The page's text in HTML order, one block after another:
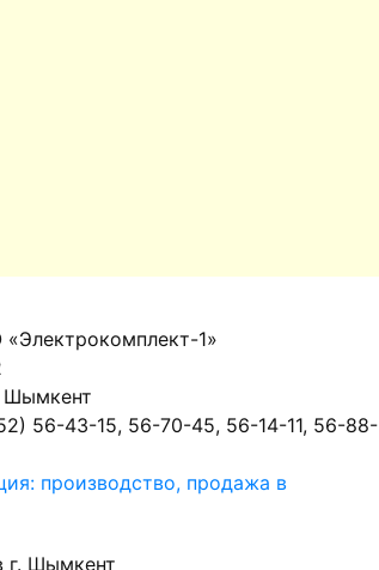
1»
Шымкент
56-43-15, 56-70-45, 56-14-11, 56-88-
производство, продажа в
г. Шымкент